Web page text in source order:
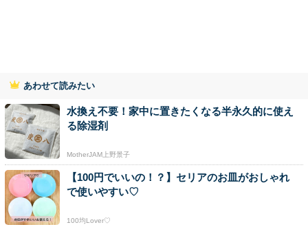
あわせて読みたい
水換え不要！家中に置きたくなる半永久的に使え
る除湿剤
MotherJAM上野景子
【100円でいいの！？】セリアのお皿がおしゃれ
で使いやすい♡
100均Lover♡